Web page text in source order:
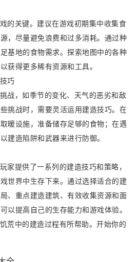
的关键。建议在游戏初期集中收集食
，尽量避免浪费和过多消耗。通过种
基地的食物需求。探索地图中的各种
获得更多稀有资源和工具。
巧
战，如季节的变化、天气的恶劣和敌
挑战时，需要灵活运用建造技巧。在
暖设施，准备储存足够的食物；在遇
建造陷阱和武器来进行防御。
家提供了一系列的建造技巧和策略，
世界中生存下来。通过选择适合的建
、重点建造建筑、有效收集资源和面
以提高自己的生存能力和游戏体验。
荒中的建造过程有所帮助。开始你的